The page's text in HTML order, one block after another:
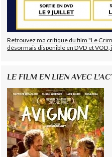
Retrouvez ma critique du film "Le
désormais disponible en DVD et VOD,
LE FILM EN LIEN AVEC